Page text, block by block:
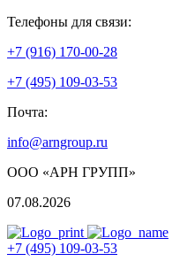
Телефоны для связи:
+7 (916) 170-00-28
+7 (495) 109-03-53
Почта:
info@arngroup.ru
ООО «АРН ГРУПП»
07.08.2026
+7 (495) 109-03-53